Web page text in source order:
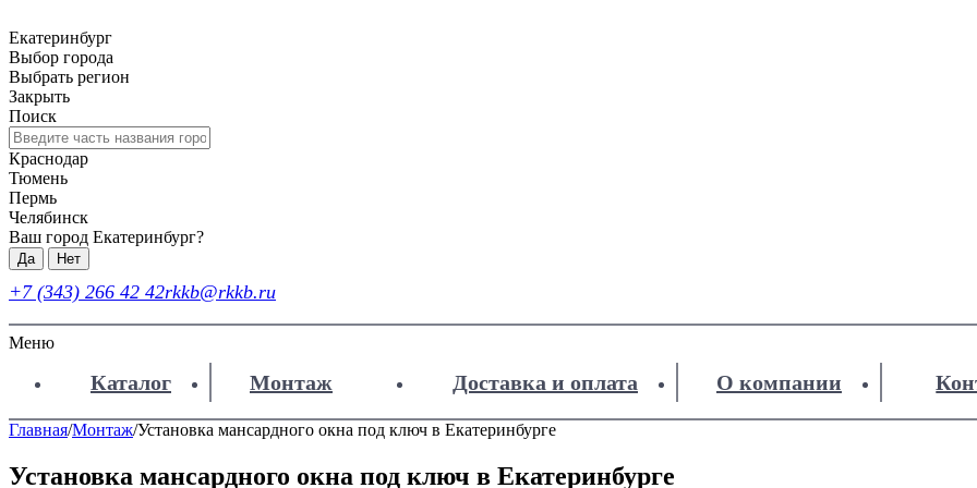
Екатеринбург
Выбор города
Выбрать регион
Закрыть
Поиск
Краснодар
Тюмень
Пермь
Челябинск
Ваш город Екатеринбург?
Да Нет
+7 (343) 266 42 42rkkb@rkkb.ru
Меню
Каталог Монтаж Доставка и оплата О компании
Главная/Монтаж/Установка мансардного окна под ключ в Екатеринбурге
Установка мансардного окна под ключ в Екатеринбурге